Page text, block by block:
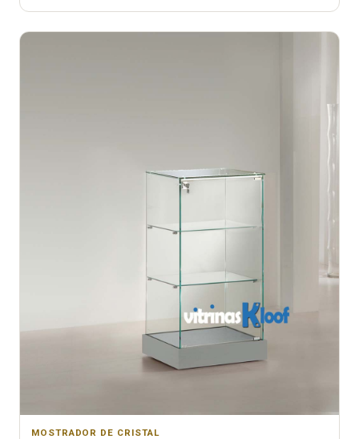
MOSTRADOR DE CRISTAL